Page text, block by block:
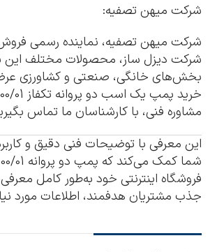
شرکت میهن تصفیه:
شرکت میهن تصفیه، نماینده رسمی
شرکت دیزل ساز، محصولات مختلف این
بخش‌های خانگی، صنعتی و کشاورزی
مشاوره فنی، با کارشناسان ما تماس
این معرفی با توضیحات فنی دقیق و
فروشگاه اینترنتی خود به‌طور کامل معرفی
جذب مشتریان هدفمند، اطلاعات مورد